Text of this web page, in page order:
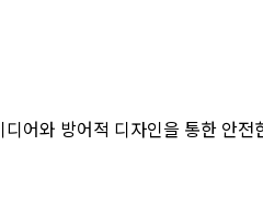
어와 방어적 디자인을 통한 안